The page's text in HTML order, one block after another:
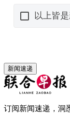
新闻速递
订阅新闻速递，洞